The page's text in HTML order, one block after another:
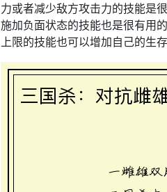
力或者减少敌方攻击力的技能是
施加负面状态的技能也是很有用
上限的技能也可以增加自己的生存